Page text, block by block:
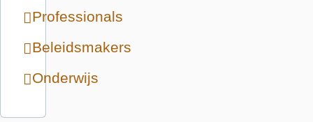
Professionals
Beleidsmakers
Onderwijs